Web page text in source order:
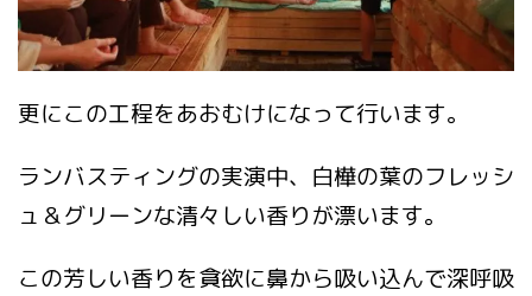
更にこの工程をあおむけになって行います。
ランバスティングの実演中、白樺の葉のフレッシ
ュ＆グリーンな清々しい香りが漂います。
この芳しい香りを貪欲に鼻から吸い込んで深呼吸